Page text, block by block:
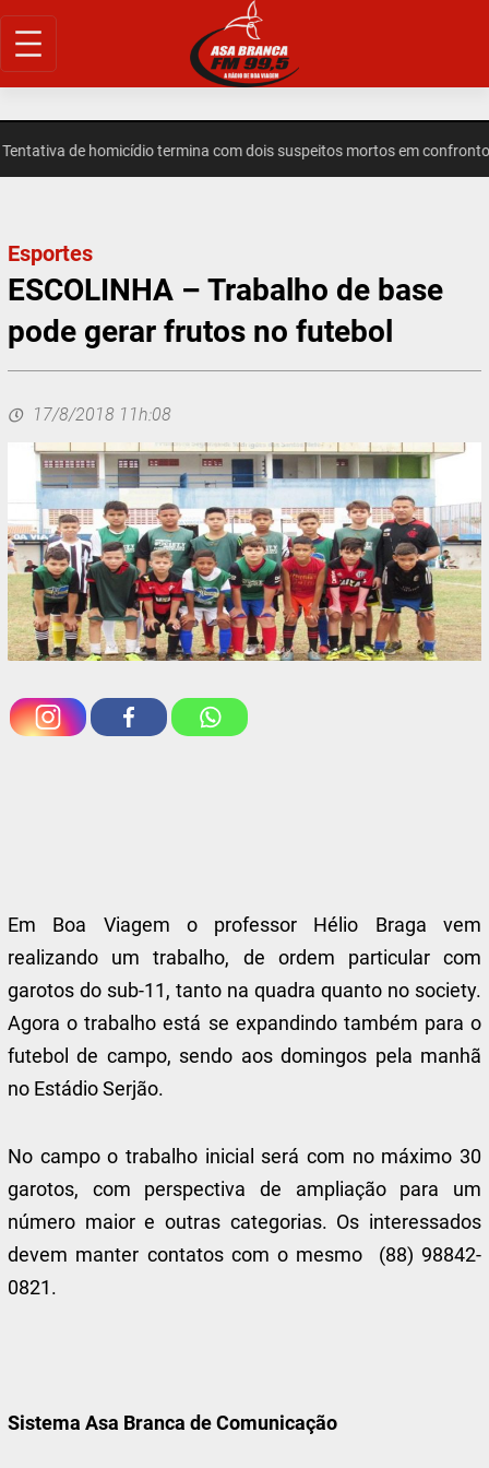
Pular
para
de homicídio termina com dois suspeitos mortos em confronto
Esportes
ESCOLINHA – Trabalho de base
pode gerar frutos no futebol
17/8/2018 11h:08
Em Boa Viagem o professor Hélio Braga vem
realizando um trabalho, de ordem particular com
garotos do sub-11, tanto na quadra quanto no society.
Agora o trabalho está se expandindo também para o
futebol de campo, sendo aos domingos pela manhã
no Estádio Serjão.
No campo o trabalho inicial será com no máximo 30
garotos, com perspectiva de ampliação para um
número maior e outras categorias. Os interessados
devem manter contatos com o mesmo (88) 98842-
0821.
Sistema Asa Branca de Comunicação